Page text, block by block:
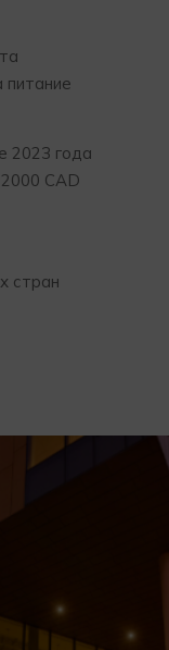
2023 года
2000 САD
стран